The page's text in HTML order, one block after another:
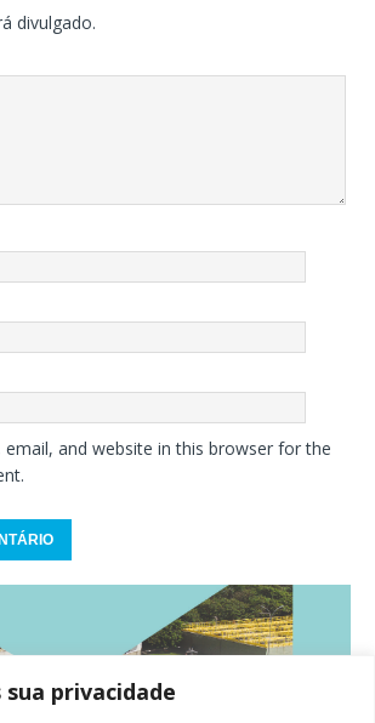
privacidade
divulgado.
email, and website in this browser for the